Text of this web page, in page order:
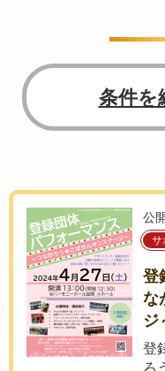
条件を
公
サ
登
な
ジ
登
ろ